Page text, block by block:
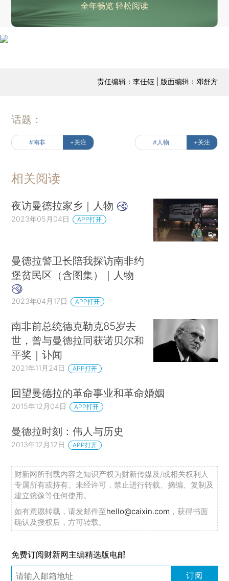
全年畅览 轻松阅读
责任编辑：李佳钰 | 版面编辑：邓舒方
话题：
#南非 +关注 #人物 +关注
相关阅读
夜访曼德拉家乡｜人物
2023年05月04日 APP打开
曼德拉警卫长陪我探访南非约
堡贫民区（含图集）｜人物
2023年04月17日 APP打开
南非前总统德克勒克85岁去
世，曾与曼德拉同获诺贝尔和
平奖｜讣闻
2021年11月24日 APP打开
回望曼德拉的革命事业和革命婚姻
2015年12月04日 APP打开
曼德拉时刻：伟人与历史
2013年12月12日 APP打开
财新网所刊载内容之知识产权为财新传媒及/或相关权利人
专属所有或持有。未经许可，禁止进行转载、摘编、复制及
建立镜像等任何使用。
如有意愿转载，请发邮件至hello@caixin.com ，获得书面
确认及授权后，方可转载。
免费订阅财新网主编精选版电邮
订阅